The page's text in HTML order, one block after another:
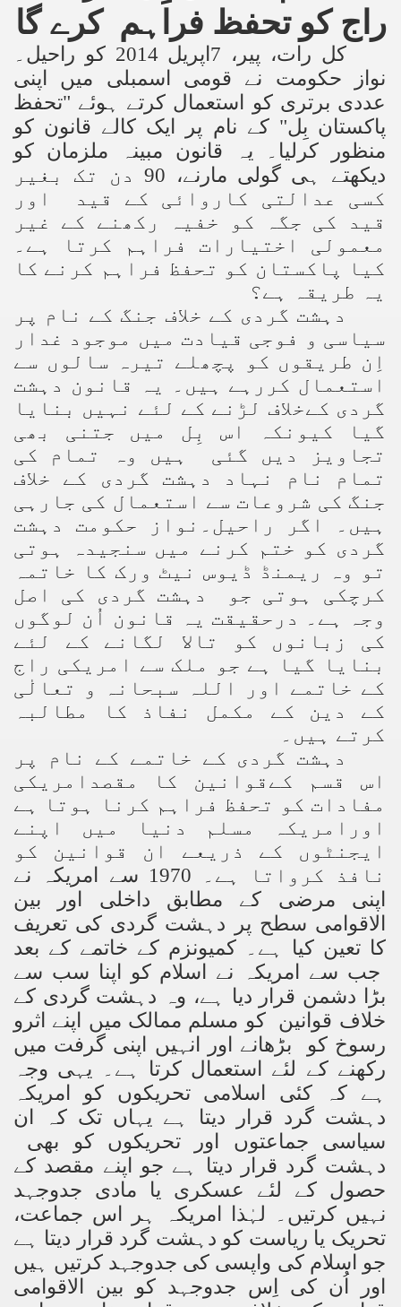
راج کو تحفظ فراہم کرے گا
کل رات، پیر، 7اپریل 2014 کو راحیل۔
نواز حکومت نے قومی اسمبلی میں اپنی
عددی برتری کو استعمال کرتے ہوئے "تحفظ
پاکستان بِل" کے نام پر ایک کالے قانون کو
منظور کرلیا۔ یہ قانون مبینہ ملزمان کو
دیکھتے ہی گولی مارنے، 90 دن تک بغیر
کسی عدالتی کاروائی کے قید اور
قید کی جگہ کو خفیہ رکھنے کے غیر
معمولی اختیارات فراہم کرتا ہے۔
کیا پاکستان کو تحفظ فراہم کرنے کا
یہ طریقہ ہے؟
دہشت گردی کے خلاف جنگ کے نام پر
سیاسی و فوجی قیادت میں موجود غدار
اِن طریقوں کو پچھلے تیرہ سالوں سے
استعمال کررہے ہیں۔ یہ قانون دہشت
گردی کےخلاف لڑنے کے لئے نہیں بنایا
گیا کیونکہ اس بِل میں جتنی بھی
تجاویز دیں گئی ہیں وہ تمام کی
تمام نام نہاد دہشت گردی کے خلاف
جنگ کی شروعات سے استعمال کی جارہی
ہیں۔ اگر راحیل۔نواز حکومت دہشت
گردی کو ختم کرنے میں سنجیدہ ہوتی
تو وہ ریمنڈ ڈیوس نیٹ ورک کا خاتمہ
کرچکی ہوتی جو دہشت گردی کی اصل
وجہ ہے۔ درحقیقت یہ قانون اُن لوگوں
کی زبانوں کو تالا لگانے کے لئے
بنایا گیا ہے جو ملک سے امریکی راج
کے خاتمے اور اللہ سبحانہ و تعالٰی
کے دین کے مکمل نفاذ کا مطالبہ
کرتے ہیں۔
دہشت گردی کے خاتمے کے نام پر
اس قسم کےقوانین کا مقصدامریکی
مفادات کو تحفظ فراہم کرنا ہوتا ہے
اورامریکہ مسلم دنیا میں اپنے
ایجنٹوں کے ذریعے ان قوانین کو
نافذ کرواتا ہے۔ 1970 سے امریکہ نے
اپنی مرضی کے مطابق داخلی اور بین
الاقوامی سطح پر دہشت گردی کی تعریف
کا تعین کیا ہے۔ کمیونزم کے خاتمے کے بعد
جب سے امریکہ نے اسلام کو اپنا سب سے
بڑا دشمن قرار دیا ہے، وہ دہشت گردی کے
خلاف قوانین کو مسلم ممالک میں اپنے اثرو
رسوخ کو بڑھانے اور انہیں اپنی گرفت میں
رکھنے کے لئے استعمال کرتا ہے۔ یہی وجہ
ہے کہ کئی اسلامی تحریکوں کو امریکہ
دہشت گرد قرار دیتا ہے یہاں تک کہ ان
سیاسی جماعتوں اور تحریکوں کو بھی
دہشت گرد قرار دیتا ہے جو اپنے مقصد کے
حصول کے لئے عسکری یا مادی جدوجہد
نہیں کرتیں۔ لہٰذا امریکہ ہر اس جماعت،
تحریک یا ریاست کو دہشت گرد قرار دیتا ہے
جو اسلام کی واپسی کی جدوجہد کرتیں ہیں
اور اُن کی اِس جدوجہد کو بین الاقوامی